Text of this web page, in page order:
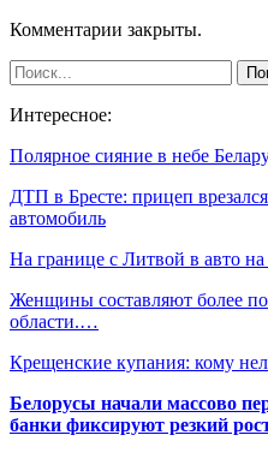
Комментарии закрыты.
Интересное:
Полярное сияние в небе
ДТП в Бресте: прицеп
автомобиль
На границе с Литвой в авто
Женщины составляют более
области.…
Крещенские купания: кому
Белорусы начали массово
банки фиксируют резкий